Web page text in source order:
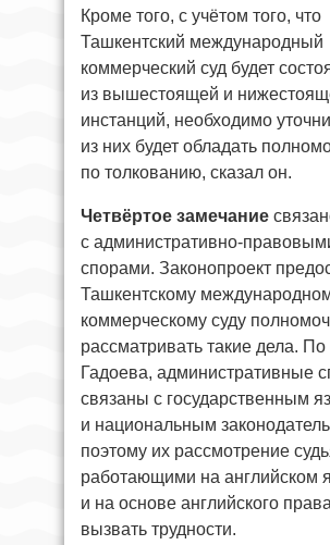
Кроме того, с учётом того, что
Ташкентский международный
коммерческий суд будет
из вышестоящей и
инстанций, необходимо
из них будет обладать
по толкованию, сказал он.
Четвёртое замечание
с административно-
спорами. Законопроект
Ташкентскому
коммерческому суду
рассматривать такие дела.
Гадоева, административные
связаны с государственным
и национальным
поэтому их рассмотрение
работающими на английском
и на основе английского
вызвать трудности.